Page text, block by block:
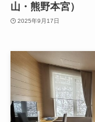
山・熊野本宮）
2025年9月17日